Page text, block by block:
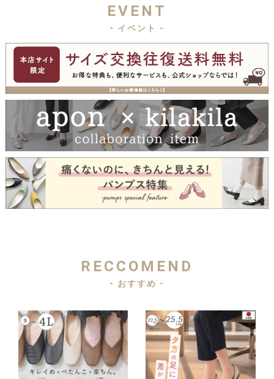
EVENT
- イベント -
RECCOMEND
- おすすめ -